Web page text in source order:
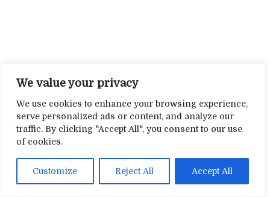
We value your privacy
We use cookies to enhance your browsing experience,
serve personalized ads or content, and analyze our
traffic. By clicking "Accept All", you consent to our use
of cookies.
Customize Reject All Accept All